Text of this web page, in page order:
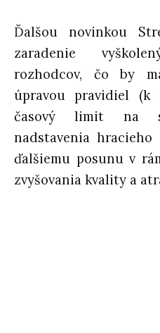
Ďalšou novinkou
zaradenie
rozhodcov, čo by
úpravou pravidiel (k
časový limit na
nadstavenia
ďalšiemu posunu v
zvyšovania kvality a